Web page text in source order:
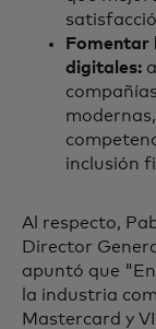
Fomentar
digitales:
inclusión
Al respecto,
Director
apuntó que
la industria
Mastercard y